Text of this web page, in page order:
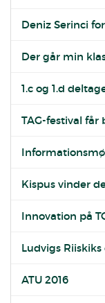
Deniz Serinci
Der går min
1.c og 1.d
TAG-festival får
Kispus vinder
Innovation på
Ludvigs
ATU 2016